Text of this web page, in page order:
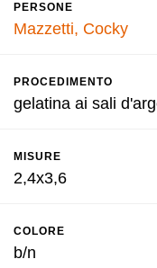
PERSONE
Mazzetti, Cocky
PROCEDIMENTO
gelatina ai sali
MISURE
2,4x3,6
COLORE
b/n